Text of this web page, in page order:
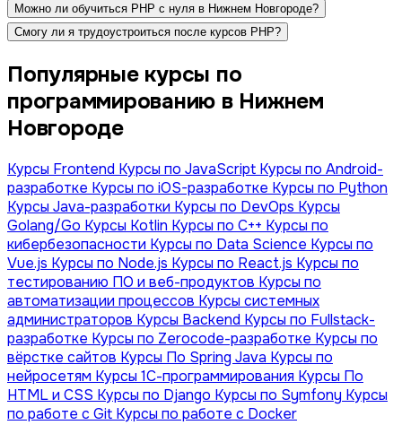
Можно ли обучиться PHP с нуля в Нижнем Новгороде?
Смогу ли я трудоустроиться после курсов PHP?
Популярные курсы по
программированию в Нижнем
Новгороде
Курсы Frontend Курсы по JavaScript Курсы по Android-
разработке Курсы по iOS-разработке Курсы по Python
Курсы Java-разработки Курсы по DevOps Курсы
Golang/Go Курсы Kotlin Курсы по С++ Курсы по
кибербезопасности Курсы по Data Science Курсы по
Vue.js Курсы по Node.js Курсы по React.js Курсы по
тестированию ПО и веб-продуктов Курсы по
автоматизации процессов Курсы системных
администраторов Курсы Backend Курсы по Fullstack-
разработке Курсы по Zerocode-разработке Курсы по
вёрстке сайтов Курсы По Spring Java Курсы по
нейросетям Курсы 1С-программирования Курсы По
HTML и CSS Курсы по Django Курсы по Symfony Курсы
по работе с Git Курсы по работе с Docker